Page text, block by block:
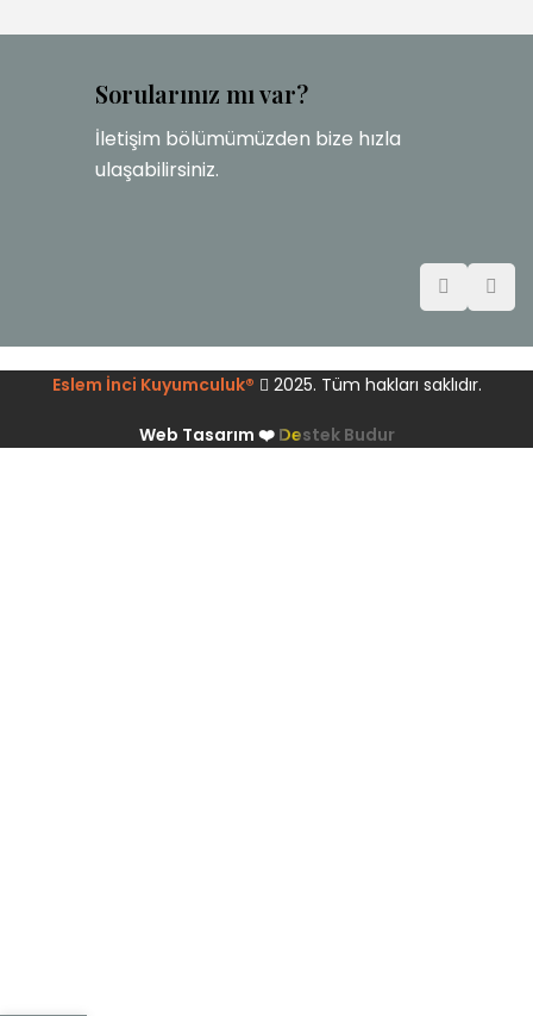
Sorularınız mı var?
İletişim bölümümüzden bize hızla
ulaşabilirsiniz.
Eslem İnci Kuyumculuk® 2025. Tüm hakları saklıdır.
Web Tasarım ❤️ Destek Budur